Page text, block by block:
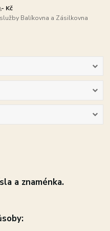
Kč
Balíkovna a Zásilkovna
a znaménka.